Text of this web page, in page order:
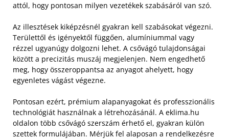
attól, hogy pontosan milyen vezetékek szabásáról van szó.
Az illesztések kiképzésnél gyakran kell szabásokat végezni.
Területtől és igényektől függően, alumíniummal vagy
rézzel ugyanúgy dolgozni lehet. A csővágó tulajdonságai
között a precizitás muszáj megjelenjen. Nem engedhető
meg, hogy összeroppantsa az anyagot ahelyett, hogy
egyenletes vágást végezne.
Pontosan ezért, prémium alapanyagokat és professzionális
technológiát használnak a létrehozásánál. A eklima.hu
oldalon több csővágó szerszám érhető el, gyakran külön
szettek formulájában. Mérjük fel alaposan a rendelkezésre